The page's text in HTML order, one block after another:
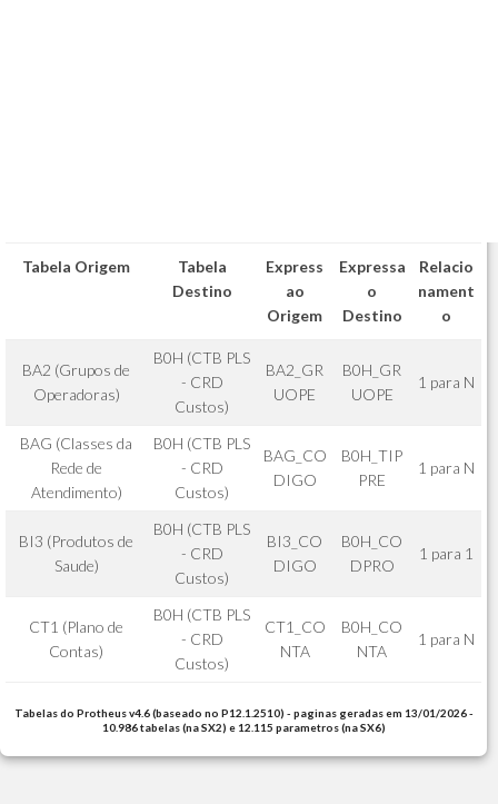
Tabela Origem
Tabela
Destino
Express
ao
Origem
Expressa
o
Destino
Relacio
nament
o
BA2 (Grupos de
Operadoras)
B0H (CTB PLS
- CRD
Custos)
BA2_GR
UOPE
B0H_GR
UOPE
1 para N
BAG (Classes da
Rede de
Atendimento)
B0H (CTB PLS
- CRD
Custos)
BAG_CO
DIGO
B0H_TIP
PRE
1 para N
BI3 (Produtos de
Saude)
B0H (CTB PLS
- CRD
Custos)
BI3_CO
DIGO
B0H_CO
DPRO
1 para 1
CT1 (Plano de
Contas)
B0H (CTB PLS
- CRD
Custos)
CT1_CO
NTA
B0H_CO
NTA
1 para N
Tabelas do Protheus v4.6 (baseado no P12.1.2510) - paginas geradas em 13/01/2026 -
10.986 tabelas (na SX2) e 12.115 parametros (na SX6)